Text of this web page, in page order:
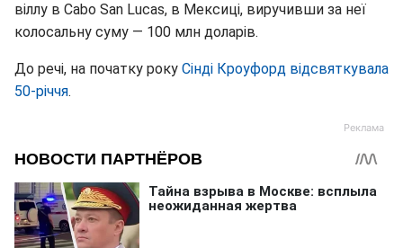
віллу в Cabo San Lucas, в Мексиці, виручивши за неї
колосальну суму — 100 млн доларів.
До речі, на початку року Сінді Кроуфорд відсвяткувала
50-річчя.